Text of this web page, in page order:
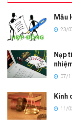
Mẫu
23/
Nạp
07/
Kinh
11/